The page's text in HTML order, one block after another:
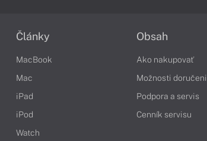
Články
MacBook
Mac
iPad
iPod
Watch
Obsah
Ako nakupovať
Možnosti
Podpora a servis
Cenník servisu